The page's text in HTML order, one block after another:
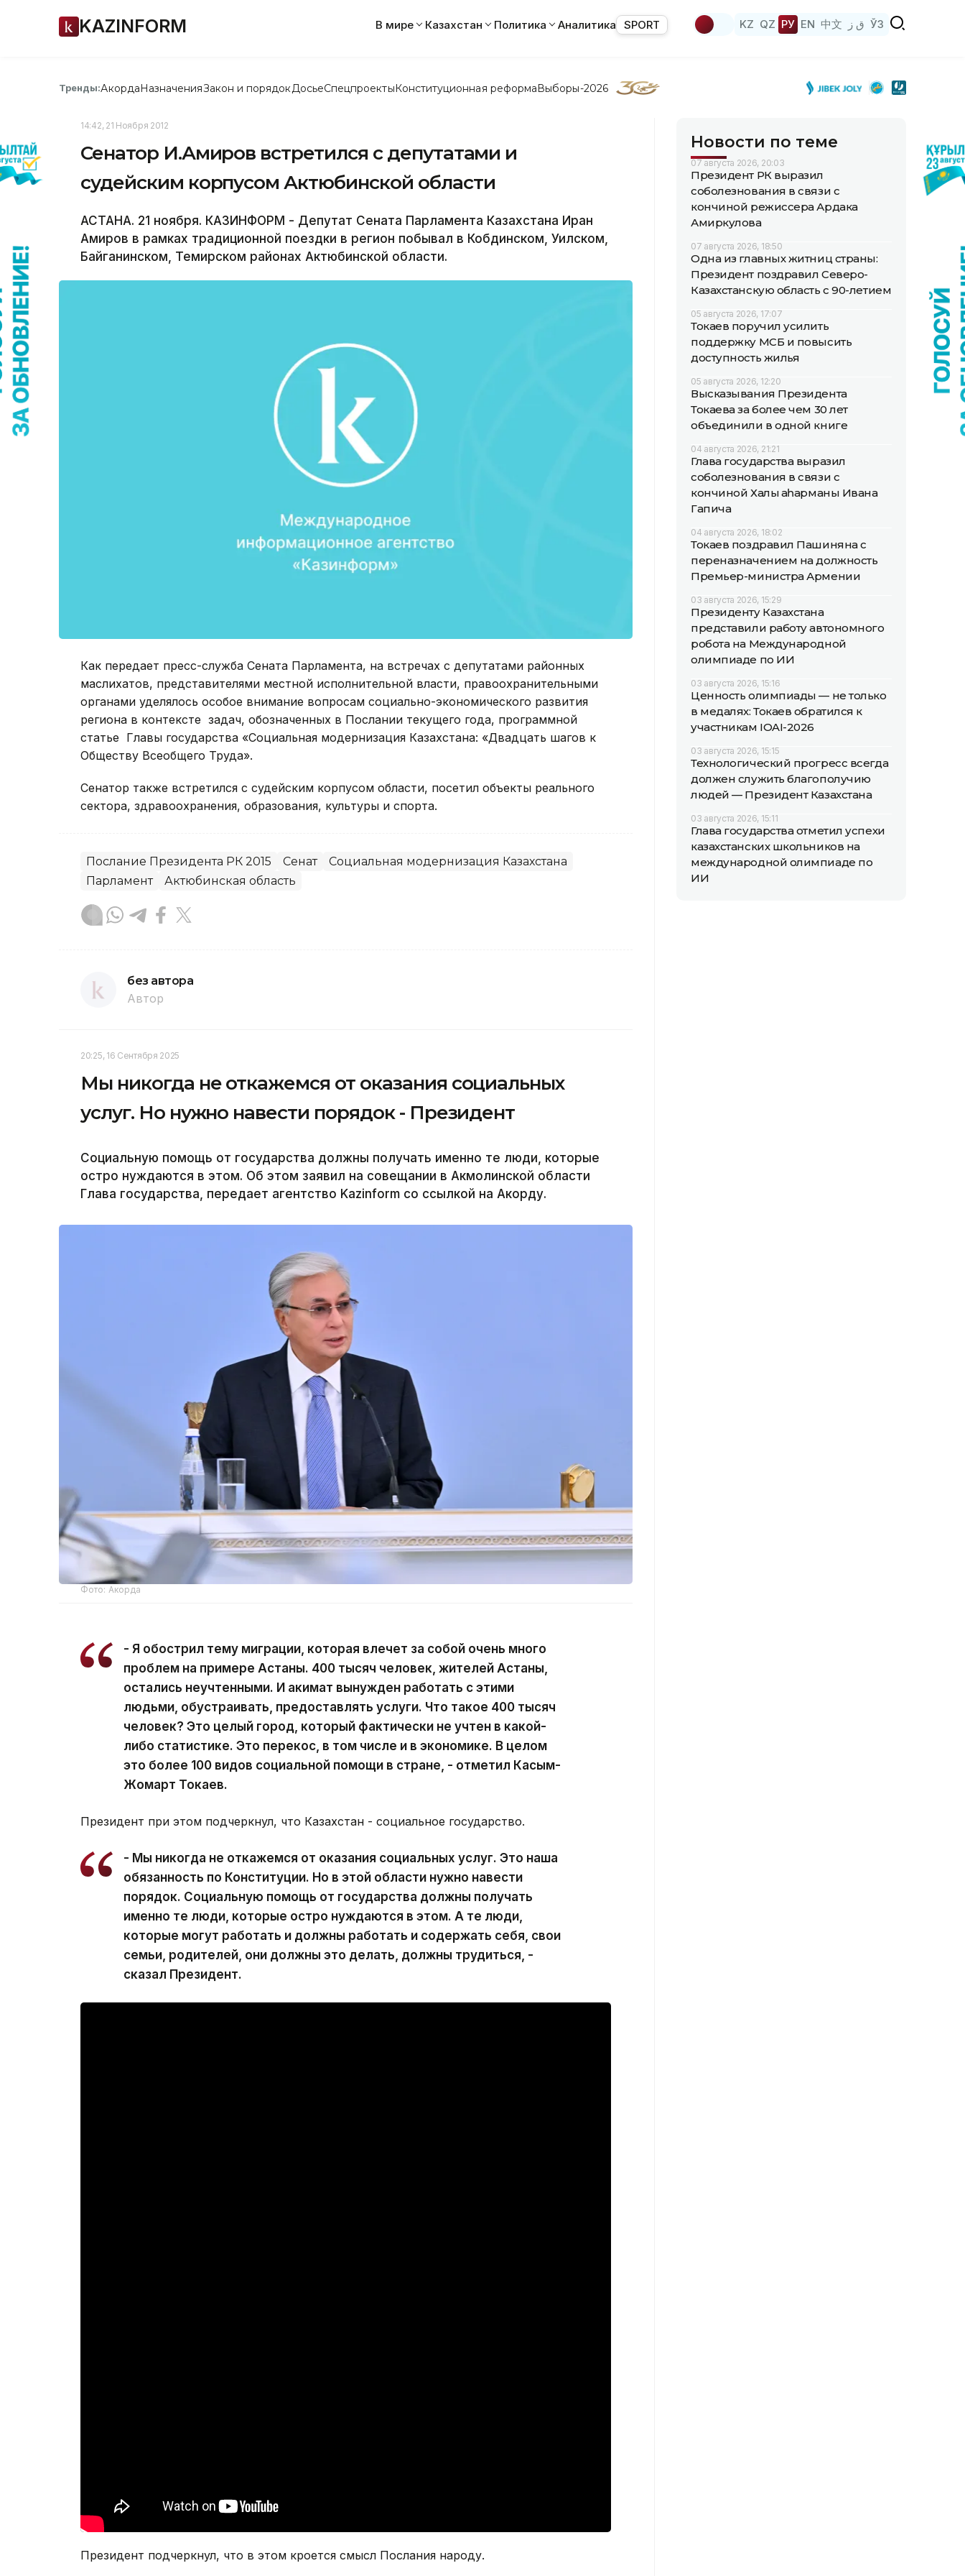
KAZINFORM В мире Казахстан Политика Аналитика SPORT KZ QZ РУ EN 中文 ق ز ЎЗ
Тренды:АкордаНазначенияЗакон и порядок ДосьеСпецпроектыКонституционная реформаВыборы-2026
14:42, 21 Ноября 2012
Сенатор И.Амиров встретился с депутатами и
судейским корпусом Актюбинской области
АСТАНА. 21 ноября. КАЗИНФОРМ - Депутат Сената Парламента Казахстана Иран
Амиров в рамках традиционной поездки в регион побывал в Кобдинском, Уилском,
Байганинском, Темирском районах Актюбинской области.
Как передает пресс-служба Сената Парламента, на встречах с депутатами районных
маслихатов, представителями местной исполнительной власти, правоохранительными
органами уделялось особое внимание вопросам социально-экономического развития
региона в контексте задач, обозначенных в Послании текущего года, программной
статье Главы государства «Социальная модернизация Казахстана: «Двадцать шагов к
Обществу Всеобщего Труда».
Сенатор также встретился с судейским корпусом области, посетил объекты реального
сектора, здравоохранения, образования, культуры и спорта.
Послание Президента РК 2015 Сенат
Социальная модернизация Казахстана
Парламент
Актюбинская область
без автора
Автор
20:25, 16 Сентября 2025
Мы никогда не откажемся от оказания социальных
услуг. Но нужно навести порядок - Президент
Социальную помощь от государства должны получать именно те люди, которые
остро нуждаются в этом. Об этом заявил на совещании в Акмолинской области
Глава государства, передает агентство Kazinform со ссылкой на Акорду.
Фото: Акорда
- Я обострил тему миграции, которая влечет за собой очень много
проблем на примере Астаны. 400 тысяч человек, жителей Астаны,
остались неучтенными. И акимат вынужден работать с этими
людьми, обустраивать, предоставлять услуги. Что такое 400 тысяч
человек? Это целый город, который фактически не учтен в какой-
либо статистике. Это перекос, в том числе и в экономике. В целом
это более 100 видов социальной помощи в стране, - отметил Касым-
Жомарт Токаев.
Президент при этом подчеркнул, что Казахстан - социальное государство.
- Мы никогда не откажемся от оказания социальных услуг. Это наша
обязанность по Конституции. Но в этой области нужно навести
порядок. Социальную помощь от государства должны получать
именно те люди, которые остро нуждаются в этом. А те люди,
которые могут работать и должны работать и содержать себя, свои
семьи, родителей, они должны это делать, должны трудиться, -
сказал Президент.
Президент подчеркнул, что в этом кроется смысл Послания народу.
Новости по теме
07 августа 2026, 20:03
Президент РК выразил
соболезнования в связи с
кончиной режиссера Ардака
Амиркулова
07 августа 2026, 18:50
Одна из главных житниц страны:
Президент поздравил Северо-
Казахстанскую область с 90-летием
05 августа 2026, 17:07
Токаев поручил усилить
поддержку МСБ и повысить
доступность жилья
05 августа 2026, 12:20
Высказывания Президента
Токаева за более чем 30 лет
объединили в одной книге
04 августа 2026, 21:21
Глава государства выразил
соболезнования в связи с
кончиной Халық қаһарманы Ивана
Гапича
04 августа 2026, 18:02
Токаев поздравил Пашиняна с
переназначением на должность
Премьер-министра Армении
03 августа 2026, 15:29
Президенту Казахстана
представили работу автономного
робота на Международной
олимпиаде по ИИ
03 августа 2026, 15:16
Ценность олимпиады — не только
в медалях: Токаев обратился к
участникам IOAI-2026
03 августа 2026, 15:15
Технологический прогресс всегда
должен служить благополучию
людей — Президент Казахстана
03 августа 2026, 15:11
Глава государства отметил успехи
казахстанских школьников на
международной олимпиаде по
ИИ